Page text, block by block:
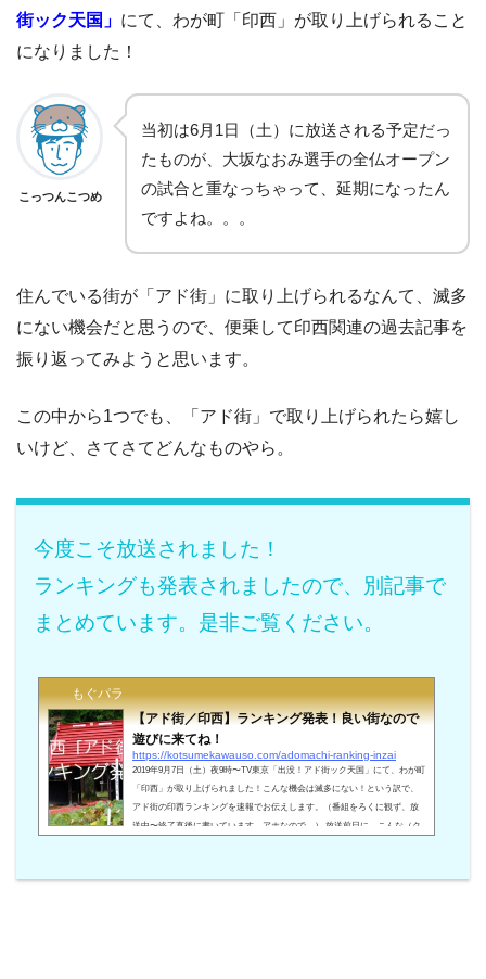
街ック天国」 にて、わが町「印西」が取り上げられること
になりました！
こっつんこつめ
当初は6月1日（土）に放送される予定だっ
たものが、大坂なおみ選手の全仏オープン
の試合と重なっちゃって、延期になったん
ですよね。。。
住んでいる街が「アド街」に取り上げられるなんて、滅多
にない機会だと思うので、便乗して印西関連の過去記事を
振り返ってみようと思います。
この中から1つでも、「アド街」で取り上げられたら嬉し
いけど、さてさてどんなものやら。
今度こそ放送されました！
ランキングも発表されましたので、別記事で
まとめています。是非ご覧ください。
もぐパラ
【アド街／印西】ランキング発表！良い街なので
遊びに来てね！
https://kotsumekawauso.com/adomachi-ranking-inzai
2019年9月7日（土）夜9時〜TV東京「出没！アド街ック天国」にて、わが町
「印西」が取り上げられました！こんな機会は滅多にない！という訳で、
アド街の印西ランキングを速報でお伝えします。（番組をろくに観ず、放
送中〜終了直後に書いています。アホなので。） 放送前日に、こんな（ク
を、余計な一言コメント付きでご紹介していきます！尚、こっつんこつめ